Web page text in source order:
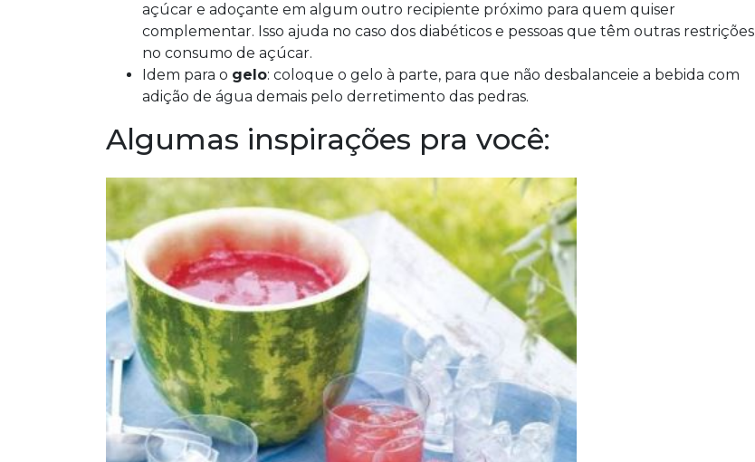
açúcar e adoçante em algum outro recipiente próximo para quem quiser
complementar. Isso ajuda no caso dos diabéticos e pessoas que têm outras restrições
no consumo de açúcar.
Idem para o gelo: coloque o gelo à parte, para que não desbalanceie a bebida com
adição de água demais pelo derretimento das pedras.
Algumas inspirações pra você: